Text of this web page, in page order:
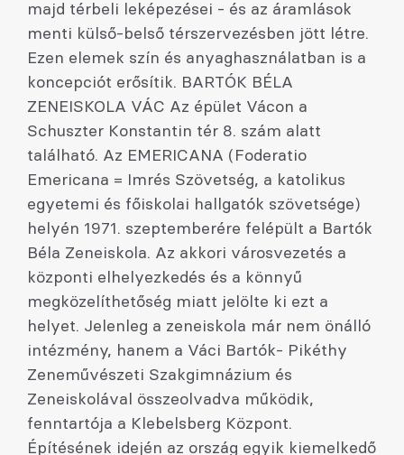
majd térbeli leképezései - és az áramlások
menti külső-belső térszervezésben jött létre.
Ezen elemek szín és anyaghasználatban is a
koncepciót erősítik. BARTÓK BÉLA
ZENEISKOLA VÁC Az épület Vácon a
Schuszter Konstantin tér 8. szám alatt
található. Az EMERICANA (Foderatio
Emericana = Imrés Szövetség, a katolikus
egyetemi és főiskolai hallgatók szövetsége)
helyén 1971. szeptemberére felépült a Bartók
Béla Zeneiskola. Az akkori városvezetés a
központi elhelyezkedés és a könnyű
megközelíthetőség miatt jelölte ki ezt a
helyet. Jelenleg a zeneiskola már nem önálló
intézmény, hanem a Váci Bartók- Pikéthy
Zeneművészeti Szakgimnázium és
Zeneiskolával összeolvadva működik,
fenntartója a Klebelsberg Központ.
Építésének idején az ország egyik kiemelkedő